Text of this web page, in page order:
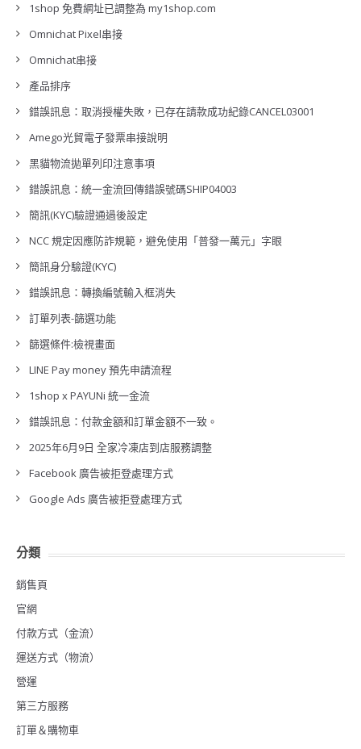
1shop 免費網址已調整為 my1shop.com
Omnichat Pixel串接
Omnichat串接
產品排序
錯誤訊息：取消授權失敗，已存在請款成功紀錄CANCEL03001
Amego光貿電子發票串接說明
黑貓物流拋單列印注意事項
錯誤訊息：統一金流回傳錯誤號碼SHIP04003
簡訊(KYC)驗證通過後設定
NCC 規定因應防詐規範，避免使用「普發一萬元」字眼
簡訊身分驗證(KYC)
錯誤訊息：轉換編號輸入框消失
訂單列表-篩選功能
篩選條件:檢視畫面
LINE Pay money 預先申請流程
1shop x PAYUNi 統一金流
錯誤訊息：付款金額和訂單金額不一致。
2025年6月9日 全家冷凍店到店服務調整
Facebook 廣告被拒登處理方式
Google Ads 廣告被拒登處理方式
分類
銷售頁
官網
付款方式（金流）
運送方式（物流）
營運
第三方服務
訂單＆購物車